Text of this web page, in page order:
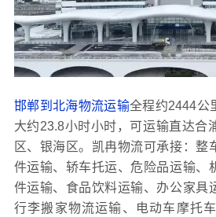
邯郸到北海物流运输全程约2444公
大约23.8小时小时，可运输直达合
区、银海区。凯冉物流可承接：整
件运输、轿车托运、危险品运输、
件运输、食品饮料运输、办公家具
行李搬家物流运输、电动车摩托